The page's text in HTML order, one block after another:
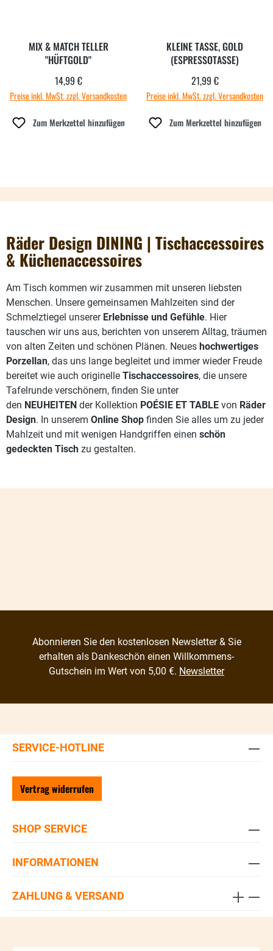
MIX & MATCH TELLER
"HÜFTGOLD"
Regulärer Preis:
14,99 €
Preise inkl. MwSt. zzgl. Versandkosten
Zum Merkzettel hinzufügen
KLEINE TASSE, GOLD
(ESPRESSOTASSE)
Regulärer Preis:
21,99 €
Preise inkl. MwSt. zzgl. Versandkosten
Zum Merkzettel hinzufügen
Räder Design DINING | Tischaccessoires
& Küchenaccessoires
Am Tisch kommen wir zusammen mit unseren liebsten
Menschen. Unsere gemeinsamen Mahlzeiten sind der
Schmelztiegel unserer Erlebnisse und Gefühle. Hier
tauschen wir uns aus, berichten von unserem Alltag, träumen
von alten Zeiten und schönen Plänen. Neues hochwertiges
Porzellan, das uns lange begleitet und immer wieder Freude
bereitet wie auch originelle Tischaccessoires, die unsere
Tafelrunde verschönern, finden Sie unter
den NEUHEITEN der Kollektion POÉSIE ET TABLE von Räder
Design. In unserem Online Shop finden Sie alles um zu jeder
Mahlzeit und mit wenigen Handgriffen einen schön
gedeckten Tisch zu gestalten.
Abonnieren Sie den kostenlosen Newsletter & Sie
erhalten als Dankeschön einen Willkommens-
Gutschein im Wert von 5,00 €. Newsletter
SERVICE-HOTLINE
Vertrag widerrufen
SHOP SERVICE
INFORMATIONEN
ZAHLUNG & VERSAND